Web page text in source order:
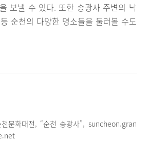
보낼 수 있다. 또한 송광사 주변의 낙
순천의 다양한 명소들을 둘러볼 수도
천문화대전, “순천 송광사”, suncheon.gran